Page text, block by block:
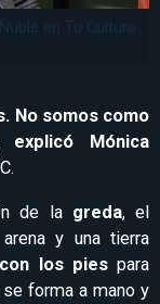
en Tu Cultura
No somos como
explicó Mónica
de la greda, el
y una tierra
los piespara
forma a mano y